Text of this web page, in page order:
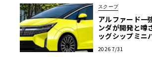
一般社団法人 日本流行色協会のウエブ
用)」
*1 「オートカラーアウォード」は､「一
スクープ
アルファード一
ンダが開発と噂
ッグシップミニ
2026 7/31